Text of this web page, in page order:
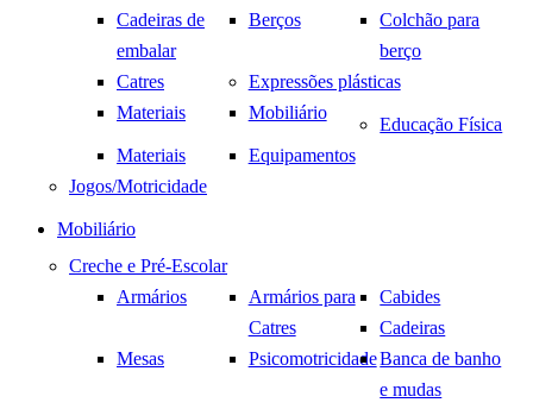
Cadeiras de
embalar
Berços
Colchão para
berço
Catres
Expressões plásticas
Materiais
Mobiliário
Educação Física
Materiais
Equipamentos
Jogos/Motricidade
Mobiliário
Creche e Pré-Escolar
Armários
Armários para
Catres
Cabides
Cadeiras
Mesas
PsicomotricidadeBanca de banho
e mudas